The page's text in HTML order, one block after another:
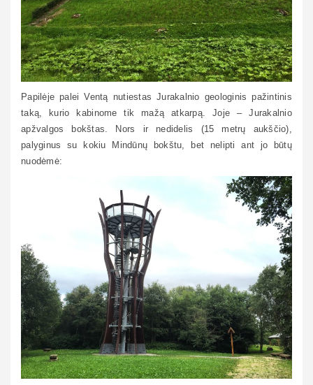
Papilėje palei Ventą nutiestas Jurakalnio geologinis pažintinis
taką, kurio kabinome tik mažą atkarpą. Joje – Jurakalnio
apžvalgos bokštas. Nors ir nedidelis (15 metrų aukščio),
palyginus su kokiu Mindūnų bokštu, bet nelipti ant jo būtų
nuodėmė: